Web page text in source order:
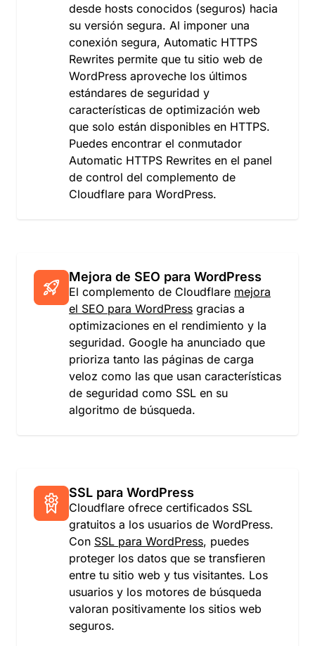
desde hosts conocidos (seguros) hacia
su versión segura. Al imponer una
conexión segura, Automatic HTTPS
Rewrites permite que tu sitio web de
WordPress aproveche los últimos
estándares de seguridad y
características de optimización web
que solo están disponibles en HTTPS.
Puedes encontrar el conmutador
Automatic HTTPS Rewrites en el panel
de control del complemento de
Cloudflare para WordPress.
Mejora de SEO para WordPress
El complemento de Cloudflare mejora
el SEO para WordPress gracias a
optimizaciones en el rendimiento y la
seguridad. Google ha anunciado que
prioriza tanto las páginas de carga
veloz como las que usan características
de seguridad como SSL en su
algoritmo de búsqueda.
SSL para WordPress
Cloudflare ofrece certificados SSL
gratuitos a los usuarios de WordPress.
Con SSL para WordPress, puedes
proteger los datos que se transfieren
entre tu sitio web y tus visitantes. Los
usuarios y los motores de búsqueda
valoran positivamente los sitios web
seguros.